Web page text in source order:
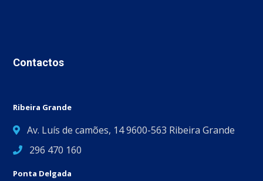
Contactos
Ribeira Grande
Av. Luís de camões, 14 9600-563 Ribeira Grande
296 470 160
Ponta Delgada